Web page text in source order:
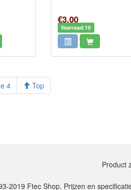
€3,00
Voorraad:10
4 Top
Product
2019 Ftec Shop. Prijzen en